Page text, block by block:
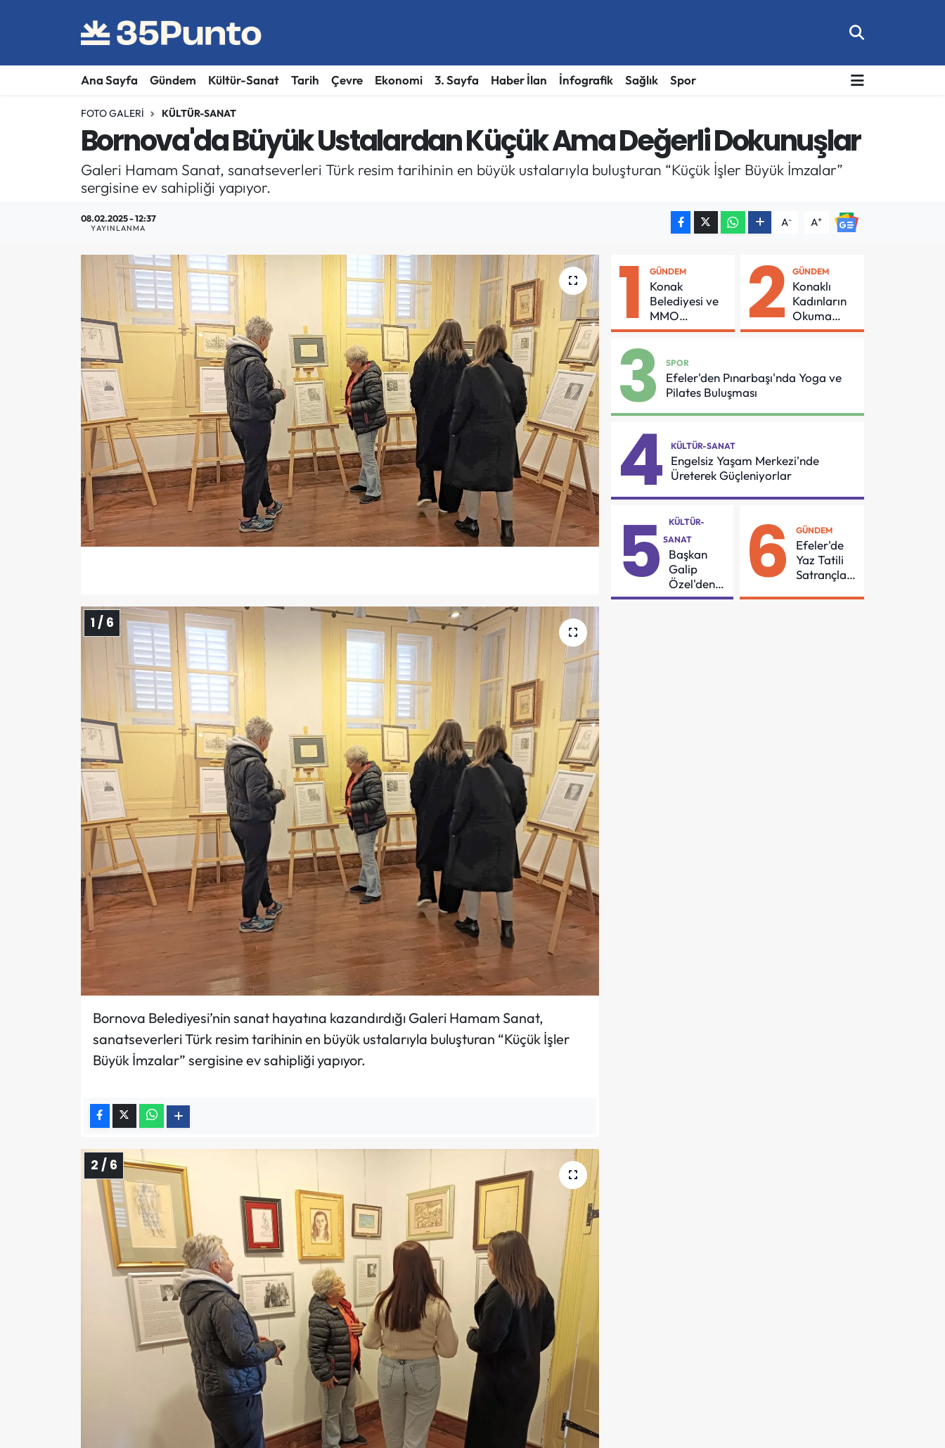
Ana Sayfa Gündem Kültür-Sanat Tarih Çevre Ekonomi 3. Sayfa Haber İlan İnfografik Sağlık Spor
FOTO GALERI KÜLTÜR-SANAT
Bornova'da Büyük Ustalardan Küçük Ama Değerli Dokunuşlar
Galeri Hamam Sanat, sanatseverleri Türk resim tarihinin en büyük ustalarıyla buluşturan “Küçük İşler Büyük İmzalar”
sergisine ev sahipliği yapıyor.
08.02.2025 - 12:37
YAYINLANMA A- A+
1 / 6
Bornova Belediyesi’nin sanat hayatına kazandırdığı Galeri Hamam Sanat,
sanatseverleri Türk resim tarihinin en büyük ustalarıyla buluşturan “Küçük İşler
Büyük İmzalar” sergisine ev sahipliği yapıyor.
2 / 6
1 GÜNDEM
Konak
Belediyesi ve
MMO
Arasında
Güvenliği İçin
Önemli
Protokol
2 GÜNDEM
Konaklı
Kadınların
Okuma
Azmi Örnek
3 SPOR
Efeler'den Pınarbaşı'nda Yoga ve
Pilates Buluşması
4 KÜLTÜR-SANAT
Engelsiz Yaşam Merkezi'nde
Üreterek Güçleniyorlar
5
KÜLTÜR-
SANAT
Başkan
Galip
Özel'den
55
6 GÜNDEM
Efeler'de
Yaz Tatili
Satrançla